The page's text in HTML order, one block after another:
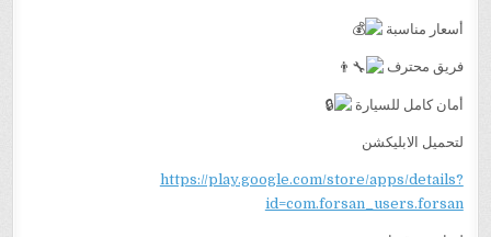
أسعار مناسبة
فريق محترف
أمان كامل للسيارة
لتحميل الابليكشن
https://play.google.com/store/apps/details?
id=com.forsan_users.forsan